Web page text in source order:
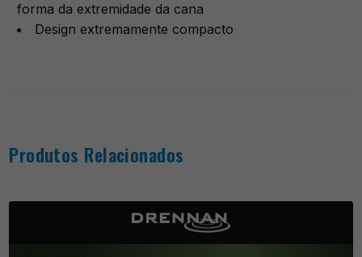
forma da extremidade da cana
Design extremamente compacto
Produtos Relacionados